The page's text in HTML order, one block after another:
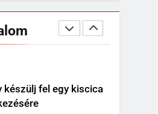
vagy barnul a
levele? Ezek
a leggyakoribb